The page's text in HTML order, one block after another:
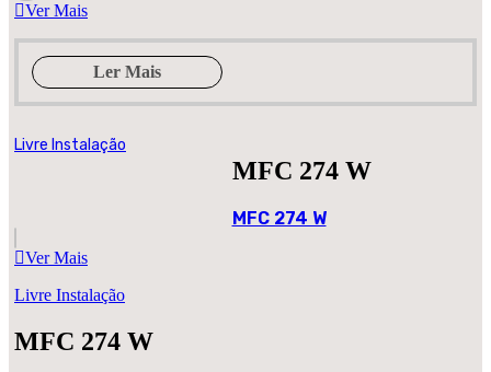
Ver Mais
Ler Mais
Livre Instalação
MFC 274 W
MFC 274 W
Ver Mais
Livre Instalação
MFC 274 W